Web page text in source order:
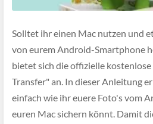
Solltet ihr einen Mac nutzen und
von eurem Android-Smartphone
bietet sich die offizielle
Transfer" an. In dieser Anleitung
einfach wie ihr euere Foto's vom
euren Mac sichern könnt. Damit